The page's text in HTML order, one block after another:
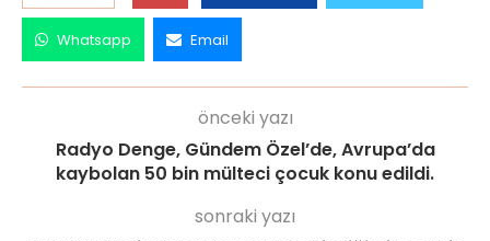
Whatsapp Email
önceki yazı
Radyo Denge, Gündem Özel’de, Avrupa’da
kaybolan 50 bin mülteci çocuk konu edildi.
sonraki yazı